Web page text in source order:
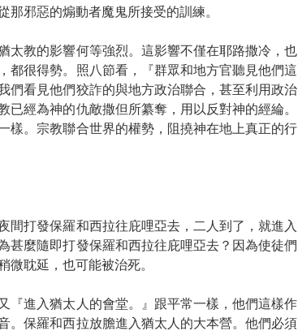
那邪惡的煽動者魔鬼所接受的訓練。
太教的影響何等強烈。這影響不僅在耶路撒冷，也
都很得勢。照八節看，『群眾和地方官聽見他們這
們看見他們狡詐的與地方政治聯合，甚至利用政治
已經為神的仇敵撒但所纂奪，用以反對神的經綸。
樣。宗教聯合世界的權勢，阻撓神在地上真正的行
間打發保羅和西拉往庇哩亞去，二人到了，就進入
甚麼隨即打發保羅和西拉往庇哩亞去？因為使徒們
微耽延，也可能被治死。
『進入猶太人的會堂。』跟平常一樣，他們這樣作
。保羅和西拉放膽進入猶太人的大本營。他們必須